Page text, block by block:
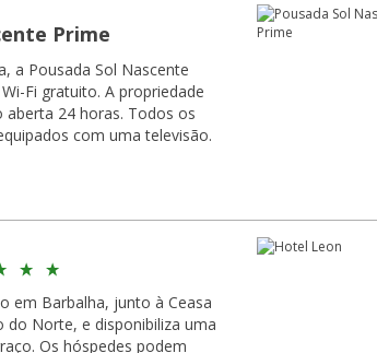
Prime
a Pousada Sol Nascente
Fi gratuito. A propriedade
24 horas. Todos os
com uma televisão.
em Barbalha, junto à Ceasa
do Norte, e disponibiliza uma
Os hóspedes podem